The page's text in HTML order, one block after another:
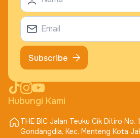
Hubungi Kami
THE BIC Jalan Teuku Cik Ditiro No.
Gondangdia, Kec. Menteng Kota
Subscribe